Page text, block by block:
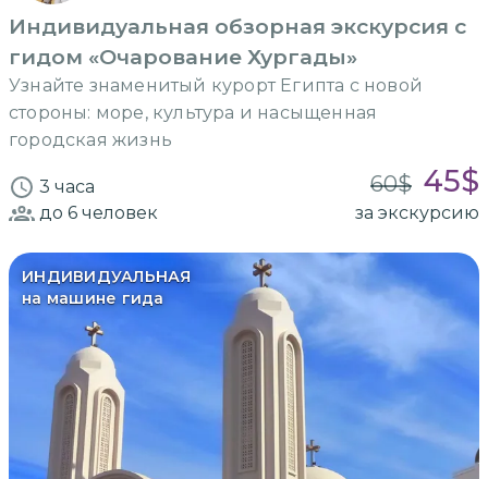
Индивидуальная обзорная экскурсия с
гидом «Очарование Хургады»
Узнайте знаменитый курорт Египта с новой
стороны: море, культура и насыщенная
городская жизнь
3 часа 60$ 45$
до 6 человек за экскурсию
ИНДИВИДУАЛЬНАЯ
на машине гида